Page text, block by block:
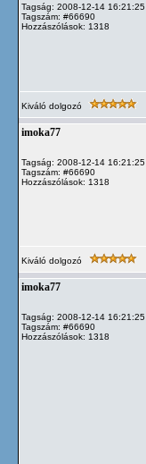
Tagság: 2008-12-14 16:21:25
Tagszám: #66690
Hozzászólások: 1318
Kiváló dolgozó
imoka77
Tagság: 2008-12-14 16:21:25
Tagszám: #66690
Hozzászólások: 1318
Kiváló dolgozó
imoka77
Tagság: 2008-12-14 16:21:25
Tagszám: #66690
Hozzászólások: 1318